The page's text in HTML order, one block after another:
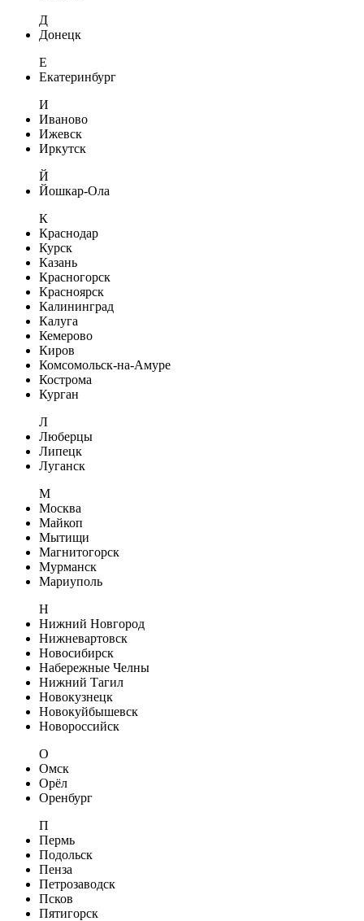
Д
Донецк
Е
Екатеринбург
И
Иваново
Ижевск
Иркутск
Й
Йошкар-Ола
К
Краснодар
Курск
Казань
Красногорск
Красноярск
Калининград
Калуга
Кемерово
Киров
Комсомольск-на-Амуре
Кострома
Курган
Л
Люберцы
Липецк
Луганск
М
Москва
Майкоп
Мытищи
Магнитогорск
Мурманск
Мариуполь
Н
Нижний Новгород
Нижневартовск
Новосибирск
Набережные Челны
Нижний Тагил
Новокузнецк
Новокуйбышевск
Новороссийск
О
Омск
Орёл
Оренбург
П
Пермь
Подольск
Пенза
Петрозаводск
Псков
Пятигорск